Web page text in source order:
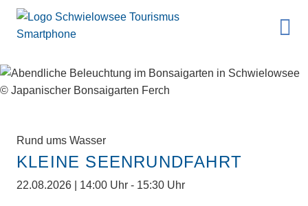
Rund ums Wasser
KLEINE SEENRUNDFAHRT
22.08.2026 | 14:00 Uhr - 15:30 Uhr